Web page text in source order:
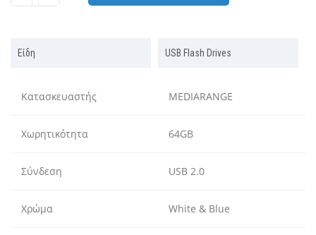
Είδη USB Flash Drives
Κατασκευαστής MEDIARANGE
Χωρητικότητα 64GB
Σύνδεση USB 2.0
Χρώμα White & Blue